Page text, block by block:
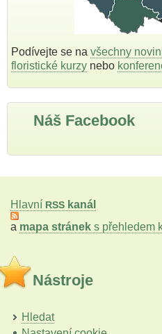
Podívejte se na všechny
floristické kurzy nebo
Náš Facebook
Hlavní RSS kanál
a mapa stránek s přehledem
Nástroje
Hledat